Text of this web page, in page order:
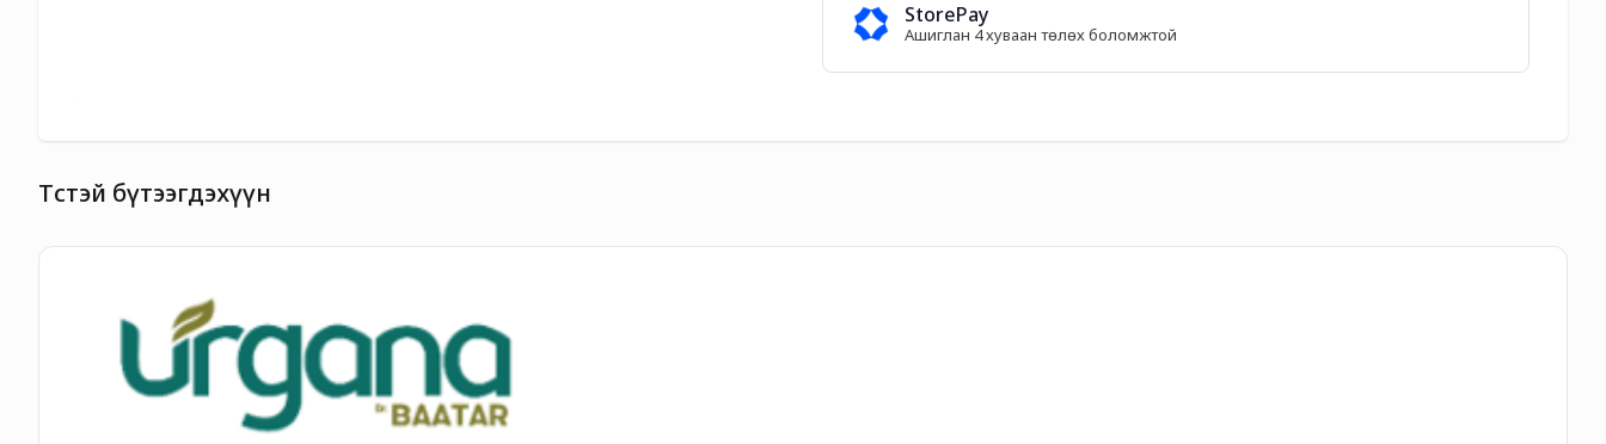
StorePay
Ашиглан 4 хуваан төлөх боломжтой
Төстэй бүтээгдэхүүн